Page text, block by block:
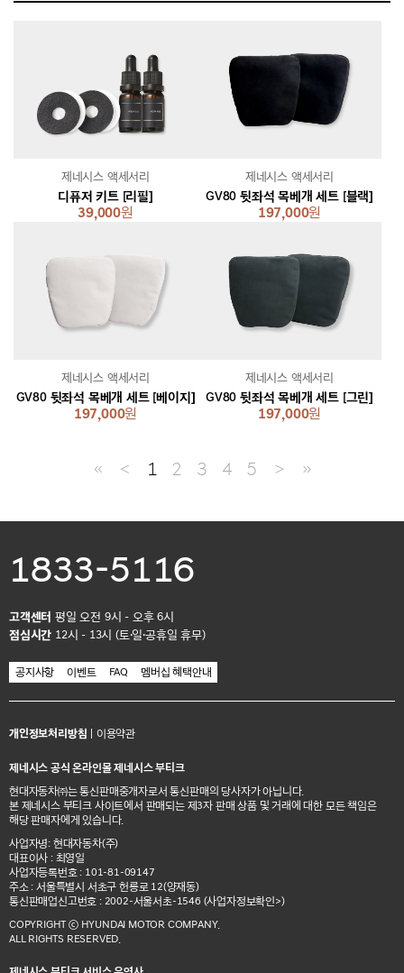
디퓨저 키트 [리필]
39,000원
제네시스 액세서리
GV80 뒷좌석 목베개 세트 [블랙]
197,000원
제네시스 액세서리
GV80 뒷좌석 목베개 세트 [베이지]
197,000원
제네시스 액세서리
GV80 뒷좌석 목베개 세트 [그린]
197,000원
제네시스 액세서리
≪ ＜ 1 2 3 4 5 ＞ ≫
1833-5116
고객센터 평일 오전 9시 - 오후 6시
점심시간 12시 - 13시 (토·일·공휴일 휴무)
공지사항 이벤트 FAQ 멤버십 혜택안내
개인정보처리방침 | 이용약관
제네시스 공식 온라인몰 제네시스 부티크
현대자동차㈜는 통신판매중개자로서 통신판매의 당사자가 아닙니다.
본 제네시스 부티크 사이트에서 판매되는 제3자 판매 상품 및 거래에 대한 모든 책임은
해당 판매자에게 있습니다.
사업자명: 현대자동차(주)
대표이사 : 최영일
사업자등록번호 : 101-81-09147
주소 : 서울특별시 서초구 헌릉로 12(양재동)
통신판매업신고번호 : 2002-서울서초-1546 (사업자정보확인>)
COPYRIGHT ⓒ HYUNDAI MOTOR COMPANY.
ALL RIGHTS RESERVED.